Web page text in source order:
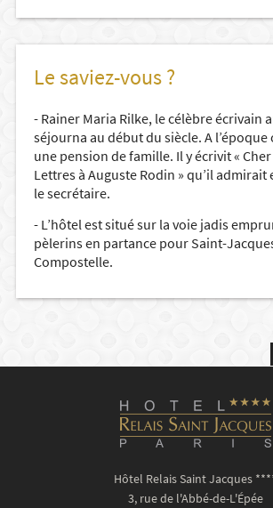
Le saviez-vous ?
- Rainer Maria Rilke, le célèbre écrivain
séjourna au début du siècle. A l’époque
une pension de famille. Il y écrivit «
Lettres à Auguste Rodin » qu’il
le secrétaire.
- L’hôtel est situé sur la voie jadis
pèlerins en partance pour Saint-
Compostelle.
Hôtel Relais Saint Jacques
3, rue de l'Abbé-de-L'Épée